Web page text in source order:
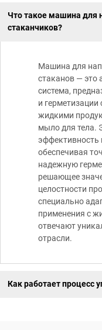
Что такое машина для
стаканчиков?
Машина для
стаканов — это
система,
и герметизации
жидкими
мыло для
эффективность
обеспечивая
надежную
решающее
целостности
специально
применения с
отвечают
отрасли.
Как работает процесс